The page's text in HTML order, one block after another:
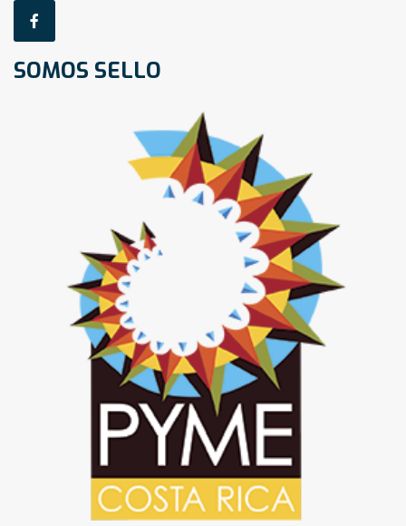
SOMOS SELLO